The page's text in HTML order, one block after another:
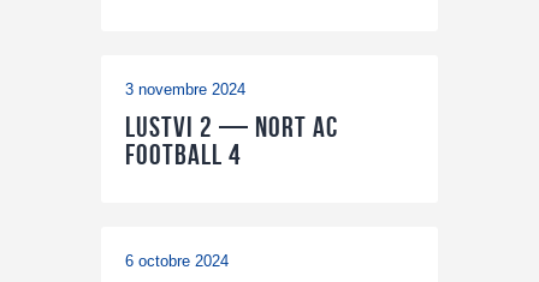
3 novembre 2024
LUSTVI 2 — Nort AC
Football 4
6 octobre 2024